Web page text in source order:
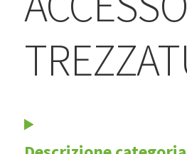
BLOG
Accedi/Registrati